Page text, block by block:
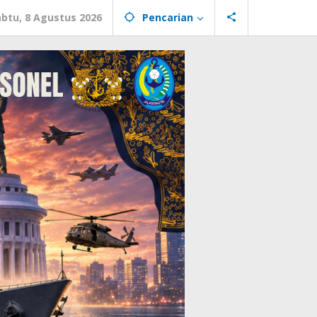
8 Agustus 2026 Pencarian